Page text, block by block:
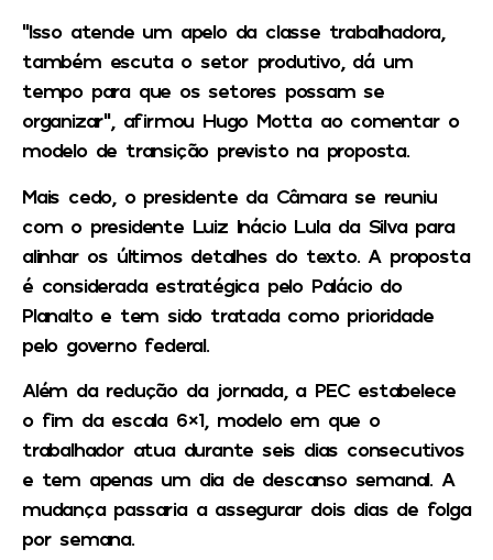
“Isso atende um apelo da classe trabalhadora,
também escuta o setor produtivo, dá um
tempo para que os setores possam se
organizar”, afirmou Hugo Motta ao comentar o
modelo de transição previsto na proposta.
Mais cedo, o presidente da Câmara se reuniu
com o presidente Luiz Inácio Lula da Silva para
alinhar os últimos detalhes do texto. A proposta
é considerada estratégica pelo Palácio do
Planalto e tem sido tratada como prioridade
pelo governo federal.
Além da redução da jornada, a PEC estabelece
o fim da escala 6×1, modelo em que o
trabalhador atua durante seis dias consecutivos
e tem apenas um dia de descanso semanal. A
mudança passaria a assegurar dois dias de folga
por semana.